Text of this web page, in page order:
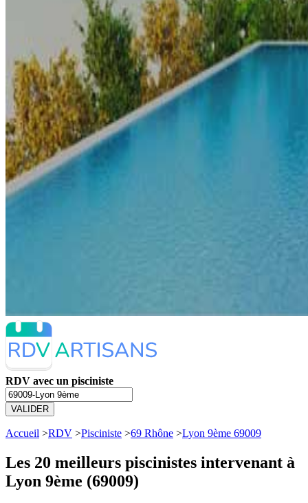
RDV avec un pisciniste
VALIDER
Accueil >RDV >Pisciniste >69 Rhône >Lyon 9ème 69009
Les 20 meilleurs piscinistes intervenant à
Lyon 9ème (69009)